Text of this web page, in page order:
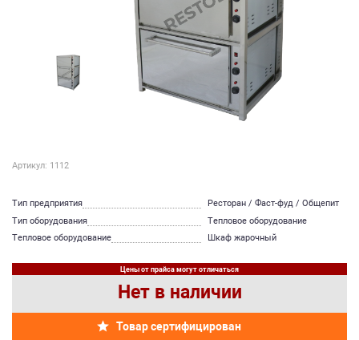
Артикул: 1112
Тип предприятия
Ресторан / Фаст-фуд / Общепит
Тип оборудования
Тепловое оборудование
Тепловое оборудование
Шкаф жарочный
Цены от прайса могут отличаться
Нет в наличии
Товар сертифицирован